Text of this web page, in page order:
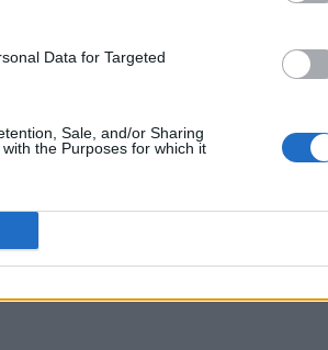
Data for Targeted
Sale, and/or Sharing
the Purposes for which it
Παιανίας
και των ΟΤΑ